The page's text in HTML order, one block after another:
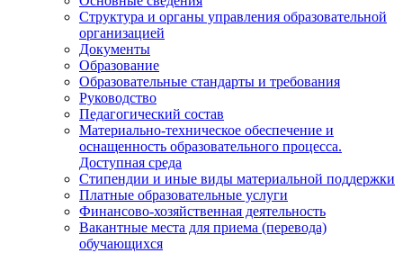
Структура и органы управления образовательной
организацией
Документы
Образование
Образовательные стандарты и требования
Руководство
Педагогический состав
Материально-техническое обеспечение и
оснащенность образовательного процесса.
Доступная среда
Стипендии и иные виды материальной поддержки
Платные образовательные услуги
Финансово-хозяйственная деятельность
Вакантные места для приема (перевода)
обучающихся